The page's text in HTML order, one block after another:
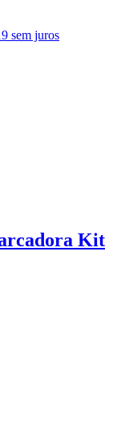
sem juros
Kit